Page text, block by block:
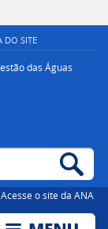
DO SITE
das Águas
BÁSICO
Acesse o site da ANA